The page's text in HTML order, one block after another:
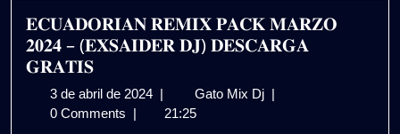
𝐄𝐂𝐔𝐀𝐃𝐎𝐑𝐈𝐀𝐍 𝐑𝐄𝐌𝐈𝐗 𝐏𝐀𝐂𝐊 𝐌𝐀𝐑𝐙𝐎
𝟐𝟎𝟐𝟒 – (𝐄𝐗𝐒𝐀𝐈𝐃𝐄𝐑 𝐃𝐉) 𝐃𝐄𝐒𝐂𝐀𝐑𝐆𝐀
𝐆𝐑𝐀𝐓𝐈𝐒
3 de abril de 2024 3
de
| Gato Mix Dj 𝐄𝐂𝐔𝐀𝐃𝐎𝐑𝐈𝐀𝐍
|
0 Comments | 21:25